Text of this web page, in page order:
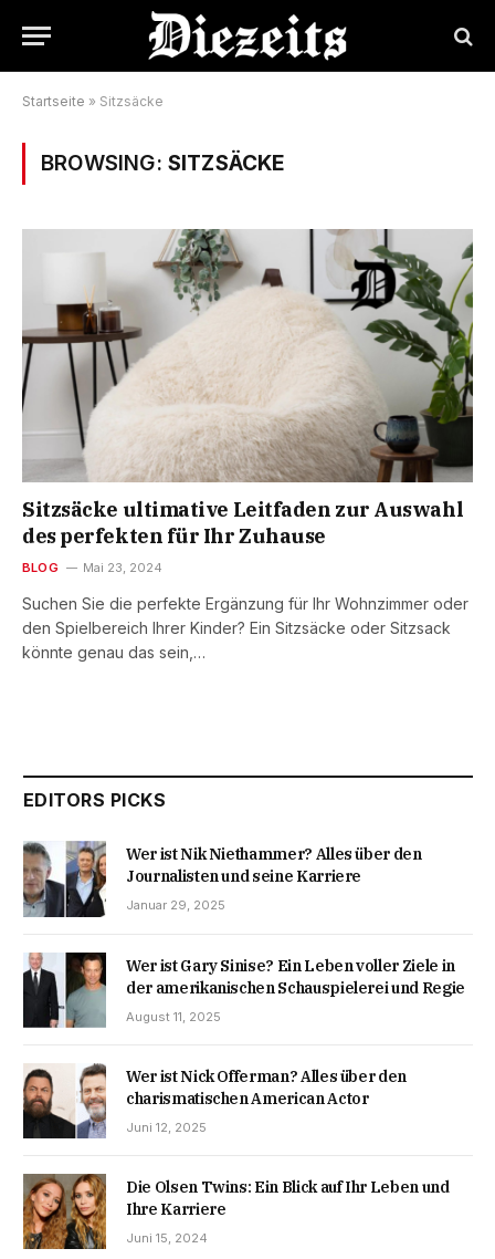
Startseite » Sitzsäcke
BROWSING: SITZSÄCKE
Sitzsäcke ultimative Leitfaden zur Auswahl
des perfekten für Ihr Zuhause
BLOG Mai 23, 2024
Suchen Sie die perfekte Ergänzung für Ihr Wohnzimmer oder
den Spielbereich Ihrer Kinder? Ein Sitzsäcke oder Sitzsack
könnte genau das sein,…
EDITORS PICKS
Wer ist Nik Niethammer? Alles über den
Journalisten und seine Karriere
Januar 29, 2025
Wer ist Gary Sinise? Ein Leben voller Ziele in
der amerikanischen Schauspielerei und Regie
August 11, 2025
Wer ist Nick Offerman? Alles über den
charismatischen American Actor
Juni 12, 2025
Die Olsen Twins: Ein Blick auf Ihr Leben und
Ihre Karriere
Juni 15, 2024